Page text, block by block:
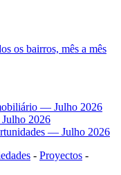
os bairros, mês a mês
— Julho 2026
2026
— Julho 2026
- Proyectos -